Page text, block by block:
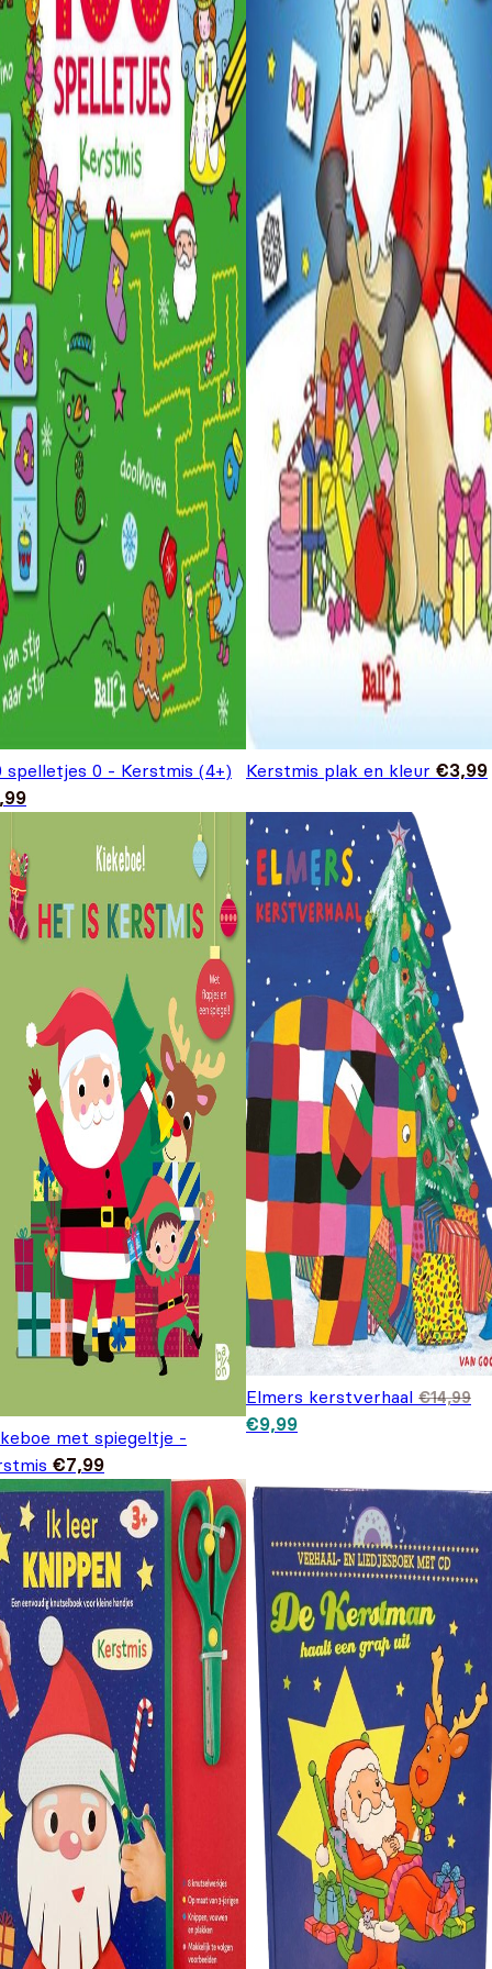
spelletjes 0 - Kerstmis (4+)
Kerstmis plak en kleur €3,99
met spiegeltje -
€7,99
Elmers kerstverhaal €14,99
Oorspronkelijke prijs was:
€14,99.
€9,99Huidige prijs is: €9,99.